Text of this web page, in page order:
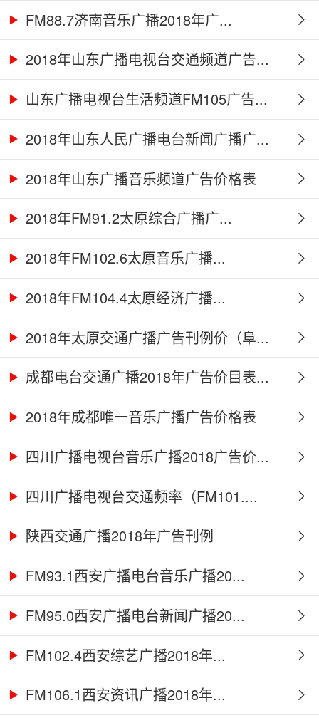
FM88.7济南音乐广播2018年广...
2018年山东广播电视台交通频道广告...
山东广播电视台生活频道FM105广告...
2018年山东人民广播电台新闻广播广...
2018年山东广播音乐频道广告价格表
2018年FM91.2太原综合广播广...
2018年FM102.6太原音乐广播...
2018年FM104.4太原经济广播...
2018年太原交通广播广告刊例价（阜...
成都电台交通广播2018年广告价目表...
2018年成都唯一音乐广播广告价格表
四川广播电视台音乐广播2018广告价...
四川广播电视台交通频率（FM101....
陕西交通广播2018年广告刊例
FM93.1西安广播电台音乐广播20...
FM95.0西安广播电台新闻广播20...
FM102.4西安综艺广播2018年...
FM106.1西安资讯广播2018年...